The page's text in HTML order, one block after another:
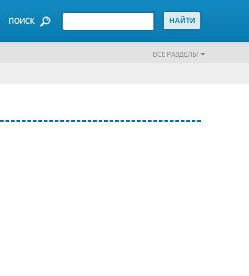
ПОИСК
ВСЕ РАЗДЕЛЫ